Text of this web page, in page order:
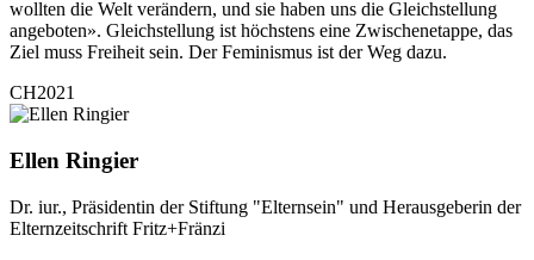
wollten die Welt verändern, und sie haben uns die Gleichstellung
angeboten». Gleichstellung ist höchstens eine Zwischenetappe, das
Ziel muss Freiheit sein. Der Feminismus ist der Weg dazu.
CH2021
Ellen Ringier
Dr. iur., Präsidentin der Stiftung "Elternsein" und Herausgeberin der
Elternzeitschrift Fritz+Fränzi